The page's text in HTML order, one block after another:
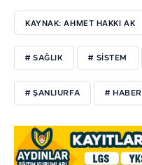
KAYNAK: AHMET HAKKI AK
# SAĞLIK # SISTEM
# ŞANLIURFA # HABER